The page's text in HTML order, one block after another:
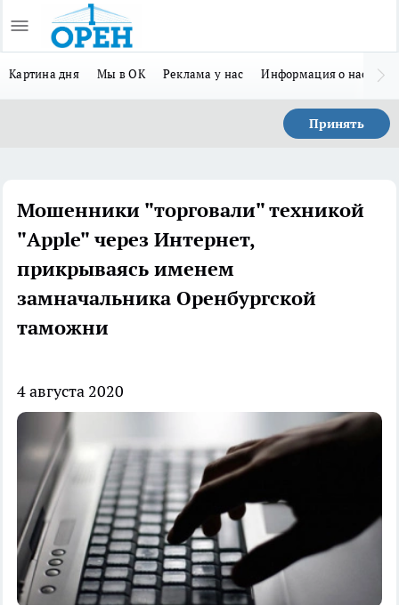
Картина дня Мы в ОК Реклама у нас Информация о нас
Принять
Мошенники "торговали" техникой
"Apple" через Интернет,
прикрываясь именем
замначальника Оренбургской
таможни
4 августа 2020